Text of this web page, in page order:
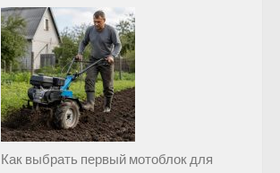
Как выбрать первый мотоблок для